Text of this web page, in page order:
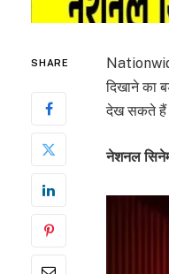
SHARE
दिखाने का
देख सकते
नेशनल